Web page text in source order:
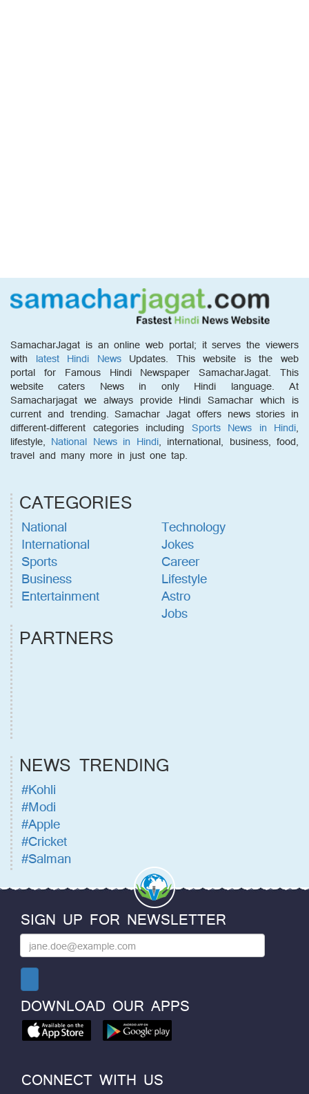
SamacharJagat is an online web portal; it serves the viewers
with latest Hindi NewsUpdates. This website is the web
portal for Famous Hindi Newspaper SamacharJagat. This
website caters News in only Hindi language. At
Samacharjagat we always provide Hindi Samachar which is
current and trending. Samachar Jagat offers news stories in
different-different categories including Sports News in Hindi,
lifestyle, National News in Hindi, international, business, food,
travel and many more in just one tap.
CATEGORIES
National
International
Sports
Business
Entertainment
Technology
Jokes
Career
Lifestyle
Astro
Jobs
PARTNERS
NEWS TRENDING
#Kohli
#Modi
#Apple
#Cricket
#Salman
SIGN UP FOR NEWSLETTER
DOWNLOAD OUR APPS
CONNECT WITH US